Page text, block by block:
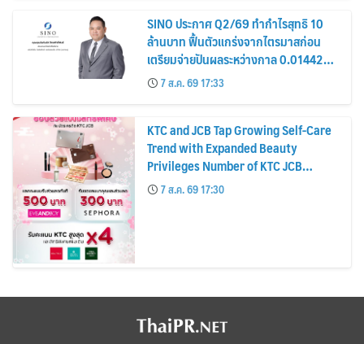
SINO ประกาศ Q2/69 ทำกำไรสุทธิ 10
ล้านบาท ฟื้นตัวแกร่งจากไตรมาสก่อน
เตรียมจ่ายปันผลระหว่างกาล 0.014423
บาทต่อหุ้น ครึ่งปีหลังมุ่งเติบโตต่อเนื่อง
7 ส.ค. 69 17:33
KTC and JCB Tap Growing Self-Care
Trend with Expanded Beauty
Privileges Number of KTC JCB
Cardmembers Spending on
Cosmetics Rises 26%
7 ส.ค. 69 17:30